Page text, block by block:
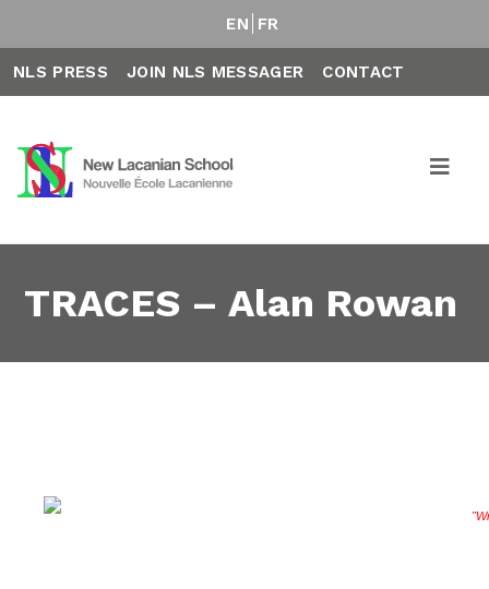
EN FR
NLS PRESS JOIN NLS MESSAGER CONTACT
TRACES – Alan Rowan